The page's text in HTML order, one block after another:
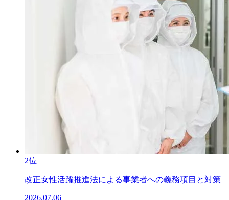
2位
改正女性活躍推進法による事業者への義務項目と対策
2026.07.06